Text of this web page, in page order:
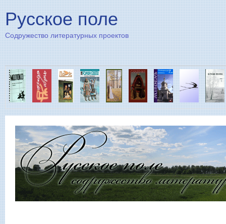
Русское поле
Содружество литературных проектов